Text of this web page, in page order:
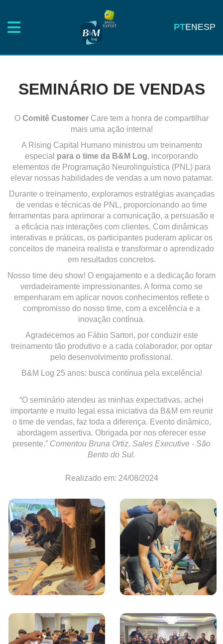
PTENESP
SEMINÁRIO DE VENDAS
O Comitê Customer Care tem a honra de compartilhar
mais uma ação interna!
A Rising Capital Humano ministrou um treinamento
especial para o time da B&M Log, incorporando
elementos de Programação Neurolinguística (PNL) para
elevar nossas habilidades de vendas a um novo patamar.
Durante o treinamento, exploramos estratégias avançadas
de vendas e técnicas de PNL, proporcionando ao time
ferramentas para aprimorar a comunicação, a persuasão e
a eficácia nas interações com clientes. Com dinâmicas
interativas e práticas, os participantes puderam aplicar os
conceitos de maneira realista e transformar o aprendizado
em resultados concretos.
Nosso time deu show! O engajamento e a dedicação foram
verdadeiramente impressionantes. A forma como se
empenharam em aplicar novos conhecimentos reflete o
compromisso do nosso time, com a excelência e a
inovação contínua.
Agradecemos ao Fábio Sartori, por conduzir este
treinamento tão produtivo e a cada colaborador, por optar
pelo desenvolvimento profissional.
B&M Log 25 anos: busca contínua pela excelência!
“O seminário atendeu as minhas expectativas, achei
importante e muito legal essa iniciativa da B&M em reunir
o time de vendas, faz toda a diferença. Evento dinâmico,
abordagem assertiva. Obrigada por nos oferecer esse
presente.” Comentou Bruna Ortiz, Sales Executive - São
Bento do Sul.
Realizado em: 24/08/2024